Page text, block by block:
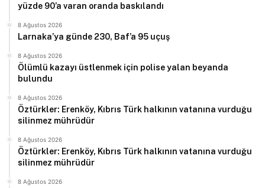
yüzde 90’a varan oranda baskılandı
8 Ağustos 2026
Larnaka’ya günde 230, Baf’a 95 uçuş
8 Ağustos 2026
Ölümlü kazayı üstlenmek için polise yalan beyanda
bulundu
8 Ağustos 2026
Öztürkler: Erenköy, Kıbrıs Türk halkının vatanına vurduğu
silinmez mührüdür
8 Ağustos 2026
Öztürkler: Erenköy, Kıbrıs Türk halkının vatanına vurduğu
silinmez mührüdür
8 Ağustos 2026